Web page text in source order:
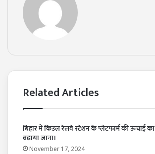
Related Articles
बिहार में किउल रेलवे स्टेशन के प्लेटफार्म की ऊंचाई का
बढ़ाया जाना।
November 17, 2024